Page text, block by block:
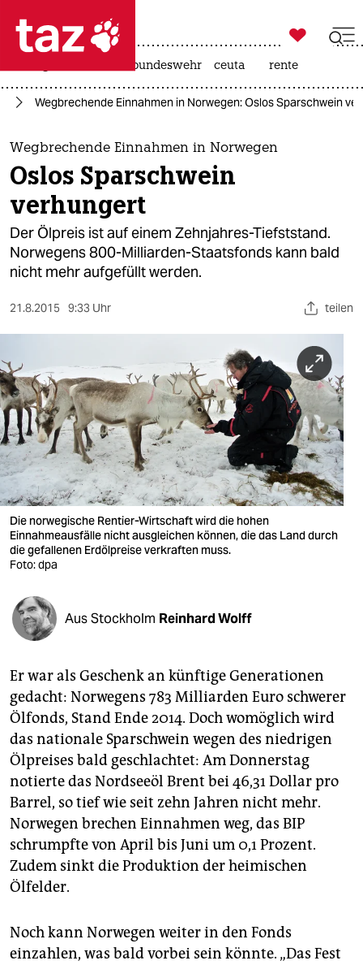
 taz zahl ich
taz zahl ich
themen
politik
öko
gesellschaft
sport
berlin
nord
wahrheit
verlag
verlag
veranstaltungen
shop
fragen & hilfe
unterstützen
abo
genossenschaft
epaper login

taz zahl ich
bundeswehr ceuta rente
Wegbrechende Einnahmen in Norwegen: Oslos Sparschwein
Wegbrechende Einnahmen in Norwegen
Oslos Sparschwein
verhungert
Der Ölpreis ist auf einem Zehnjahres-Tiefststand.
Norwegens 800-Milliarden-Staatsfonds kann bald
nicht mehr aufgefüllt werden.
21.8.2015 9:33 Uhr teilen
Die norwegische Rentier-Wirtschaft wird die hohen
Einnahmeausfälle nicht ausgleichen können, die das Land durch
die gefallenen Erdölpreise verkraften muss.
Foto: dpa
Aus Stockholm Reinhard Wolff
Er war als Geschenk an künftige Generationen
gedacht: Norwegens 783 Milliarden Euro schwerer
Ölfonds, Stand Ende 2014. Doch womöglich wird
das nationale Sparschwein wegen des niedrigen
Ölpreises bald geschlachtet: Am Donnerstag
notierte das Nordseeöl Brent bei 46,31 Dollar pro
Barrel, so tief wie seit zehn Jahren nicht mehr.
Norwegen brechen Einnahmen weg, das BIP
schrumpfte von April bis Juni um 0,1 Prozent.
Zudem sinkt die Produktion der heimischen
Ölfelder.
Noch kann Norwegen weiter in den Fonds
einzahlen, was bald vorbei sein könnte. „Das Fest